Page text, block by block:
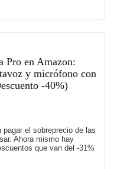
Pro en Amazon:
y micrófono con
-40%)
el sobreprecio de las
Ahora mismo hay
que van del -31%